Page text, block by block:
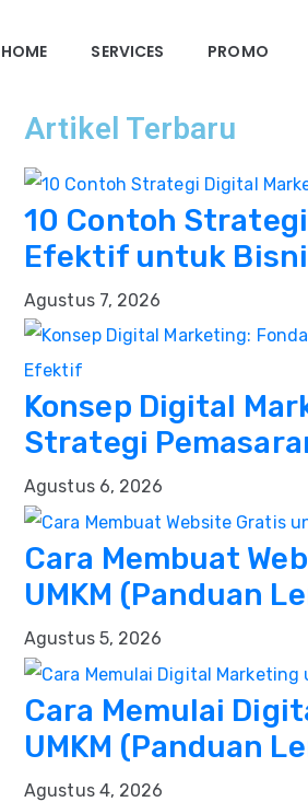
HOME SERVICES PROMO
Artikel Terbaru
10 Contoh
Efektif untuk
Agustus 7, 2026
Konsep Digital
Strategi
Agustus 6, 2026
Cara Membuat
UMKM (Panduan
Agustus 5, 2026
Cara Memulai
UMKM (Panduan
Agustus 4, 2026